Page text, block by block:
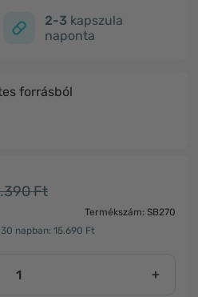
2-3kapszula
naponta
forrásból
Ft
Termékszám: SB270
napban: 15.690 Ft
+